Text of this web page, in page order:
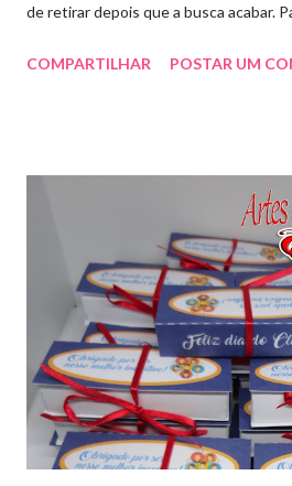
de retirar depois que a busca acabar.
para baixar o arquivo que fiz para
COMPARTILHAR POSTAR UM